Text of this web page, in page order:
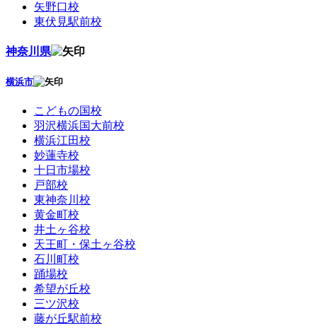
矢野口校
東伏見駅前校
神奈川県
横浜市
こどもの国校
羽沢横浜国大前校
横浜江田校
妙蓮寺校
十日市場校
戸部校
東神奈川校
黄金町校
井土ヶ谷校
天王町・保土ヶ谷校
石川町校
踊場校
希望が丘校
三ツ沢校
藤が丘駅前校